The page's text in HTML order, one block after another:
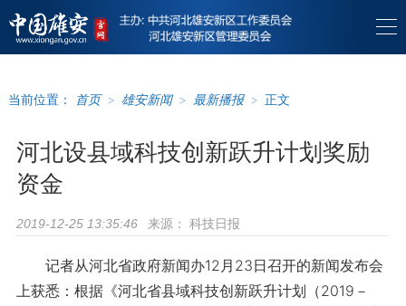
当前位置： 首页 > 雄安新闻 > 最新播报 > 正文
河北设县域科技创新跃升计划奖励
资金
2019-12-25 13:35:46 来源： 科技日报
记者从河北省政府新闻办12月23日召开的新闻发布会
上获悉：根据《河北省县域科技创新跃升计划（2019－